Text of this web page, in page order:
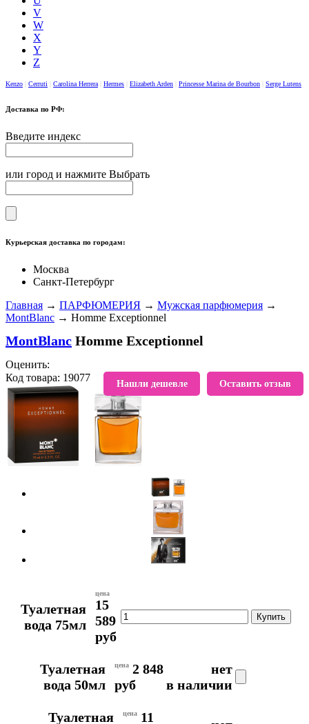
V
W
X
Y
Z
Kenzo Cerruti Carolina Herrera Hermes Elizabeth Arden Princesse Marina de Bourbon Serge Lutens
Доставка по РФ:
Введите индекс
или город и нажмите Выбрать
Курьерская доставка по городам:
Москва
Санкт-Петербург
Главная → ПАРФЮМЕРИЯ → Мужская парфюмерия →
MontBlanc → Homme Exceptionnel
MontBlanc Homme Exceptionnel
Оставить отзыв
Нашли дешевле
Оценить:
Код товара: 19077
В избранное
Туалетная
вода 75мл
цена
15
589
руб
Туалетная
вода 50мл
цена 2 848
руб
нет
в наличии
Туалетная цена 11